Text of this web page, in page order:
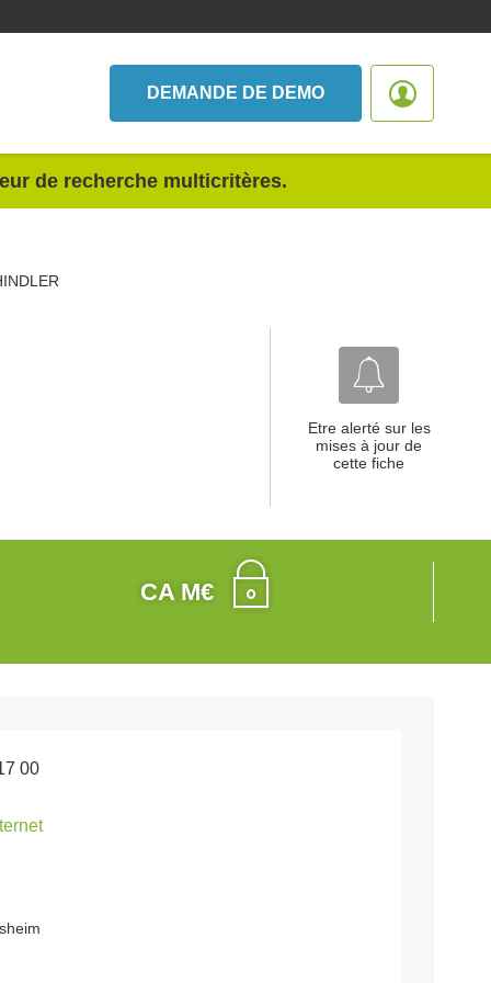
DEMANDE DE DEMO
de recherche multicritères.
Etre alerté sur les
mises à jour de
cette fiche
CA M€
00